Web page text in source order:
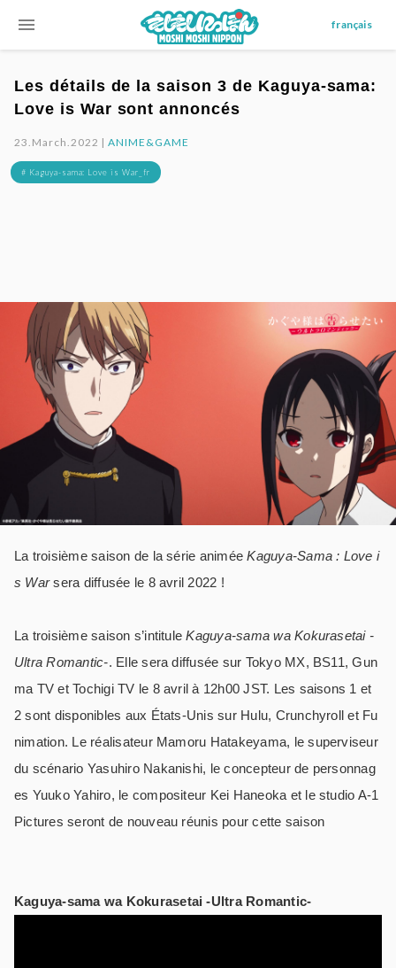
menu français
Les détails de la saison 3 de Kaguya-sama:
Love is War sont annoncés
23.March.2022 |ANIME&GAME
# Kaguya-sama: Love is War_fr
La troisième saison de la série animéeKaguya-Sama : Love i
s Warsera diffusée le 8 avril 2022 !
La troisième saison s’intituleKaguya-sama wa Kokurasetai -
Ultra Romantic-. Elle sera diffusée sur Tokyo MX, BS11, Gun
ma TV et Tochigi TV le 8 avril à 12h00 JST. Les saisons 1 et
2 sont disponibles aux États-Unis sur Hulu, Crunchyroll et Fu
nimation. Le réalisateur Mamoru Hatakeyama, le superviseur
du scénario Yasuhiro Nakanishi, le concepteur de personnag
es Yuuko Yahiro, le compositeur Kei Haneoka et le studio A-1
Pictures seront de nouveau réunis pour cette saison
Kaguya-sama wa Kokurasetai -Ultra Romantic-